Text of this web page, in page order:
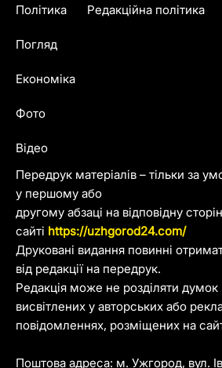
Передрук матеріалів – тільки за
у першому або
другому абзаці на відповідну
сайті https://uzhgorod24.com/
Друковані видання повинні
від редакції на передрук.
Редакція може не розділяти думок
висвітлених у авторських або
повідомленнях, розміщених на
Поштова адреса: м. Ужгород, вул.
Політика
Погляд
Економіка
Фото
Відео
Редакційна політика